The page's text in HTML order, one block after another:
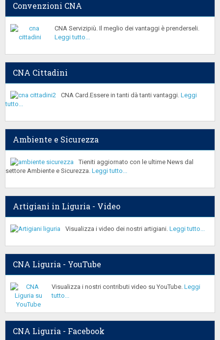
Convenzioni CNA
CNA Servizipiù. Il meglio dei vantaggi è prenderseli.
Leggi tutto...
CNA Cittadini
CNA Card.Essere in tanti dà tanti vantaggi. Leggi
tutto...
Ambiente e Sicurezza
Tieniti aggiornato con le ultime News dal
settore Ambiente e Sicurezza. Leggi tutto...
Artigiani in Liguria - Video
Visualizza i video dei nostri artigiani. Leggi tutto...
CNA Liguria - YouTube
Visualizza i nostri contributi video su YouTube. Leggi
tutto...
CNA Liguria - Facebook